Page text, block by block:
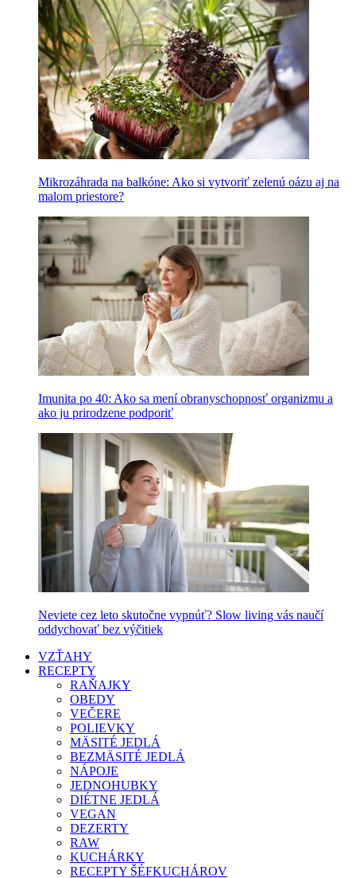
Mikrozáhrada na balkóne: Ako si vytvoriť zelenú oázu aj na
malom priestore?
Imunita po 40: Ako sa mení obranyschopnosť organizmu a
ako ju prirodzene podporiť
Neviete cez leto skutočne vypnúť? Slow living vás naučí
oddychovať bez výčitiek
VZŤAHY
RECEPTY
RAŇAJKY
OBEDY
VEČERE
POLIEVKY
MÄSITÉ JEDLÁ
BEZMÄSITÉ JEDLÁ
NÁPOJE
JEDNOHUBKY
DIÉTNE JEDLÁ
VEGAN
DEZERTY
RAW
KUCHÁRKY
RECEPTY ŠÉFKUCHÁROV